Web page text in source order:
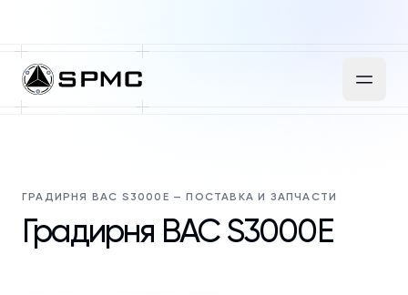
ГРАДИРНЯ BAC S3000E — ПОСТАВКА И ЗАПЧАСТИ
Градирня BAC S3000E